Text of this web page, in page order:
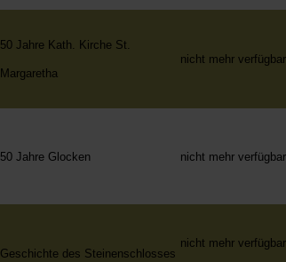
50 Jahre Kath. Kirche St.
Margaretha
nicht mehr verfügbar
50 Jahre Glocken nicht mehr verfügbar
Geschichte des Steinenschlosses
nicht mehr verfügbar